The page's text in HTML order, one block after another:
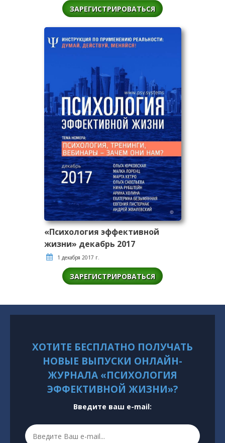
ЗАРЕГИСТРИРОВАТЬСЯ
«Психология эффективной
жизни» декабрь 2017
1 декабря 2017 г.
ЗАРЕГИСТРИРОВАТЬСЯ
ХОТИТЕ БЕСПЛАТНО ПОЛУЧАТЬ
НОВЫЕ ВЫПУСКИ ОНЛАЙН-
ЖУРНАЛА «ПСИХОЛОГИЯ
ЭФФЕКТИВНОЙ ЖИЗНИ»?
Введите ваш e-mail: